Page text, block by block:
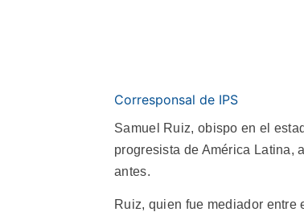
Corresponsal de IPS
Samuel Ruiz, obispo en el
progresista de América Latina,
antes.
Ruiz, quien fue mediador